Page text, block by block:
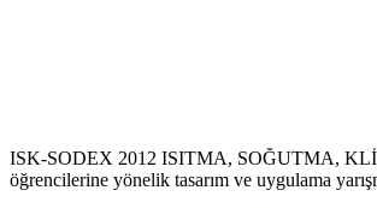
ISK-SODEX 2012 ISITMA, SOĞUTMA,
öğrencilerine yönelik tasarım ve uygulama